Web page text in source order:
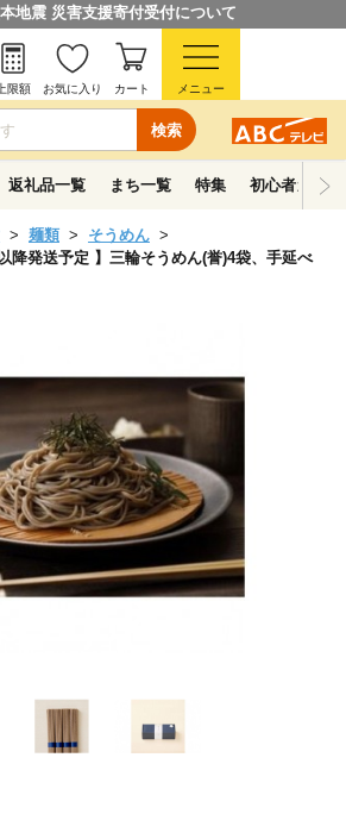
地震 災害支援寄付受付について
検索
上限額 お気に入り カート メニュー
返礼品一覧 まち一覧 特集 初心者ガイド
麺類
そうめん
降発送予定 】三輪そうめん(誉)4袋、手延べ